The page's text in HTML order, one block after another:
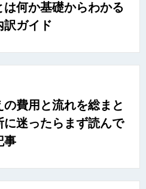
は何か基礎からわかる
訳ガイド
の費用と流れを総まと
に迷ったらまず読んで
事